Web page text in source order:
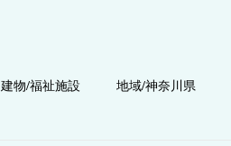
建物/福祉施設 地域/神奈川県